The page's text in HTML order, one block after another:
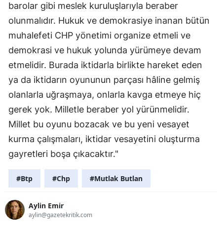
barolar gibi meslek kuruluşlarıyla beraber
olunmalıdır. Hukuk ve demokrasiye inanan bütün
muhalefeti CHP yönetimi organize etmeli ve
demokrasi ve hukuk yolunda yürümeye devam
etmelidir. Burada iktidarla birlikte hareket eden
ya da iktidarın oyununun parçası hâline gelmiş
olanlarla uğraşmaya, onlarla kavga etmeye hiç
gerek yok. Milletle beraber yol yürünmelidir.
Millet bu oyunu bozacak ve bu yeni vesayet
kurma çalışmaları, iktidar vesayetini oluşturma
gayretleri boşa çıkacaktır."
#Btp #Chp #Mutlak Butlan
Aylin Emir
aylin@gazetekritik.com